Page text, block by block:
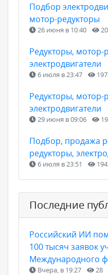
Подбор
мотор-редукторы
26 июня в 10:40
Редукторы, мотор-
электродвигатели
6 июля в 23:47
Редукторы, мотор-
электродвигатели
29 июня в 09:06
Подбор, продажа
редукторы,
6 июля в 23:51
Последние
Российский ИИ
100 тысяч заявок
Международного
Вчера, в 19:27 28